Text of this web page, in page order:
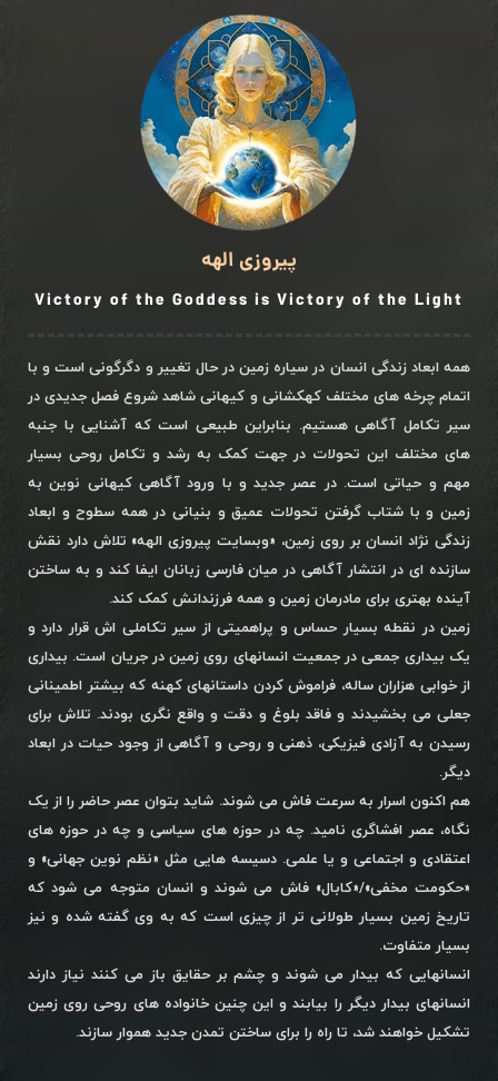
پیروزی الهه
Victory of the Goddess is Victory of the Light
همه ابعاد زندگی انسان در سیاره زمین در حال تغییر و دگرگونی است و با
اتمام چرخه های مختلف کهکشانی و کیهانی شاهد شروع فصل جدیدی در
سیر تکامل آگاهی هستیم. بنابراین طبیعی است که آشنایی با جنبه
های مختلف این تحولات در جهت کمک به رشد و تکامل روحی بسیار
مهم و حیاتی است. در عصر جدید و با ورود آگاهی کیهانی نوین به
زمین و با شتاب گرفتن تحولات عمیق و بنیانی در همه سطوح و ابعاد
زندگی نژاد انسان بر روی زمین، «وبسایت پیروزی الهه» تلاش دارد نقش
سازنده ای در انتشار آگاهی در میان فارسی زبانان ایفا کند و به ساختن
آینده بهتری برای مادرمان زمین و همه فرزندانش کمک کند.
زمین در نقطه بسیار حساس و پراهمیتی از سیر تکاملی اش قرار دارد و
یک بیداری جمعی در جمعیت انسانهای روی زمین در جریان است. بیداری
از خوابی هزاران ساله، فراموش کردن داستانهای کهنه که بیشتر اطمینانی
جعلی می بخشیدند و فاقد بلوغ و دقت و واقع نگری بودند. تلاش برای
رسیدن به آزادی فیزیکی، ذهنی و روحی و آگاهی از وجود حیات در ابعاد
دیگر.
هم اکنون اسرار به سرعت فاش می شوند. شاید بتوان عصر حاضر را از یک
نگاه، عصر افشاگری نامید. چه در حوزه های سیاسی و چه در حوزه های
اعتقادی و اجتماعی و یا علمی. دسیسه هایی مثل «نظم نوین جهانی» و
«حکومت مخفی»/«کابال» فاش می شوند و انسان متوجه می شود که
تاریخ زمین بسیار طولانی تر از چیزی است که به وی گفته شده و نیز
بسیار متفاوت.
انسانهایی که بیدار می شوند و چشم بر حقایق باز می کنند نیاز دارند
انسانهای بیدار دیگر را بیابند و این چنین خانواده های روحی روی زمین
تشکیل خواهند شد، تا راه را برای ساختن تمدن جدید هموار سازند.